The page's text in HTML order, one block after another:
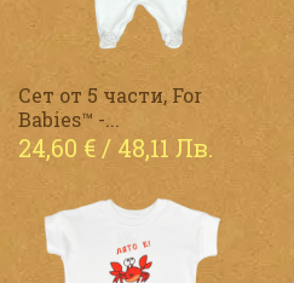
Сет от 5 части, For
Babies™ -...
24,60 € / 48,11 Лв.